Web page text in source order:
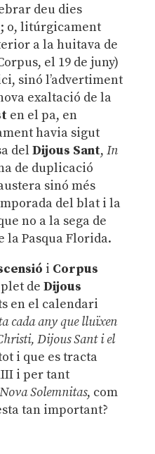
deu dies
o, litúrgicament
a la huitava de
el 19 de juny)
sinó l’advertiment
exaltació de la
en el pa, en
havia sigut
del Dijous Sant, In
de duplicació
sinó més
del blat i la
no a la sega de
la Pasqua Florida.
i Corpus
de Dijous
en el calendari
cada any que lluïxen
Dijous Sant i el
i que es tracta
i per tant
Nova Solemnitas, com
tan important?